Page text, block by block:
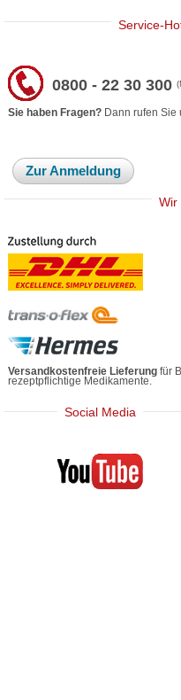
Service-
0800 - 22 30 300
Sie haben Fragen? Dann rufen Sie
Zur Anmeldung
Wir
Versandkostenfreie Lieferung für
rezeptpflichtige Medikamente.
Social Media
Mediherz